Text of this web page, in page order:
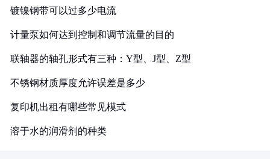
镀镍钢带可以过多少电流
计量泵如何达到控制和调节流量的目的
联轴器的轴孔形式有三种：Y型、J型、Z型
不锈钢材质厚度允许误差是多少
复印机出租有哪些常见模式
溶于水的润滑剂的种类